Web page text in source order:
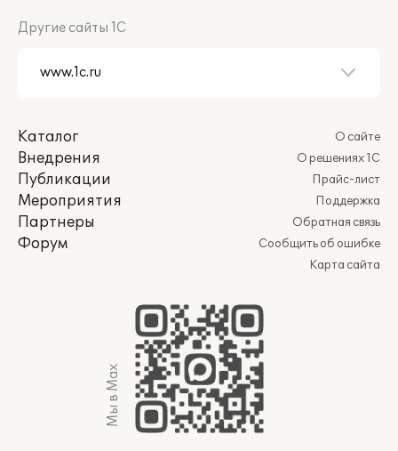
Другие сайты 1С
Каталог
Внедрения
Публикации
Мероприятия
Партнеры
Форум
О сайте
О решениях 1С
Прайс-лист
Поддержка
Обратная связь
Сообщить об ошибке
Карта сайта
Мы в Max